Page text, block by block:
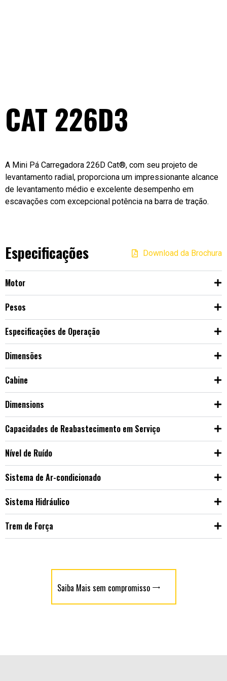
CAT 226D3
A Mini Pá Carregadora 226D Cat®, com seu projeto de
levantamento radial, proporciona um impressionante alcance
de levantamento médio e excelente desempenho em
escavações com excepcional potência na barra de tração.
Especificações Download da Brochura
Motor
Pesos
Especificações de Operação
Dimensões
Cabine
Dimensions
Capacidades de Reabastecimento em Serviço
Nível de Ruído
Sistema de Ar-condicionado
Sistema Hidráulico
Trem de Força
Saiba Mais sem compromisso